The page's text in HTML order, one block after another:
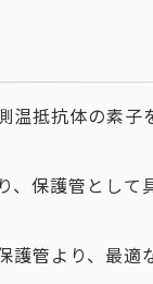
温抵抗体の素子
、保護管として
護管より、最適